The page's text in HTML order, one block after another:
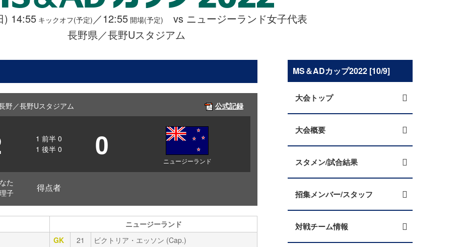
) 14:55キックオフ(予定) ／12:55開場(予定)
vs ニュージーランド女子代表
長野県／長野Uスタジアム
／長野Uスタジアム 公式記録
1 前半 0
1 後半 0 0 ニュージーランド
た
子
得点者
ニュージーランド
GK 21
ビクトリア・エッソン (Cap.)
MS＆ADカップ2022 [10/9]
大会トップ
大会概要
スタメン/試合結果
招集メンバー/スタッフ
対戦チーム情報